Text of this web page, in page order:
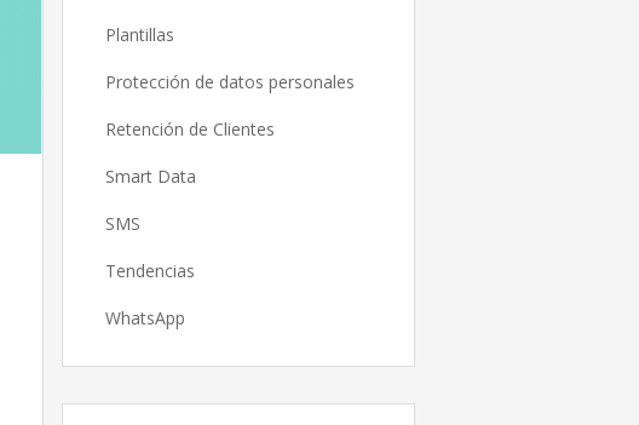
Plantillas
Protección de datos personales
Retención de Clientes
Smart Data
SMS
Tendencias
WhatsApp